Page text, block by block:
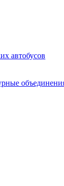
автобусов